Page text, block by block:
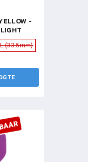
-
L (33.5mm)